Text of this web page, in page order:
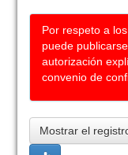
Por respeto a
puede
autorización
convenio de
Mostrar el